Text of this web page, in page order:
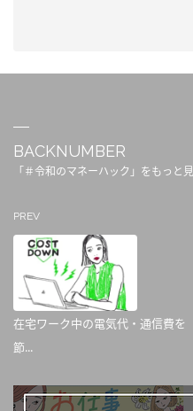
BACKNUMBER
「＃令和のマネーハック」をもっと
PREV
在宅ワーク中の電気代・通信費を
節...